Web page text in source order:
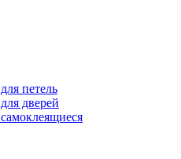
петель
дверей